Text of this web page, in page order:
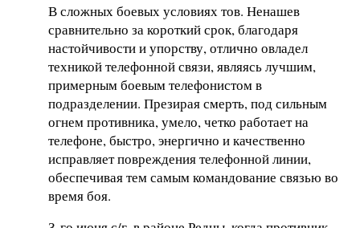
В сложных боевых условиях тов. Ненашев
сравнительно за короткий срок, благодаря
настойчивости и упорству, отлично овладел
техникой телефонной связи, являясь лучшим,
примерным боевым телефонистом в
подразделении. Презирая смерть, под сильным
огнем противника, умело, четко работает на
телефоне, быстро, энергично и качественно
исправляет повреждения телефонной линии,
обеспечивая тем самым командование связью во
время боя.